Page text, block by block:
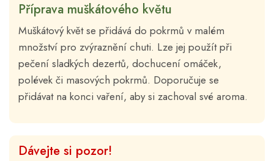
Příprava muškátového květu
Muškátový květ se přidává do pokrmů v malém
množství pro zvýraznění chuti. Lze jej použít při
pečení sladkých dezertů, dochucení omáček,
polévek či masových pokrmů. Doporučuje se
přidávat na konci vaření, aby si zachoval své aroma.
Dávejte si pozor!